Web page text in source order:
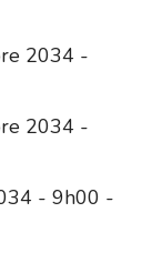
2034 -
2034 -
- 9h00 -